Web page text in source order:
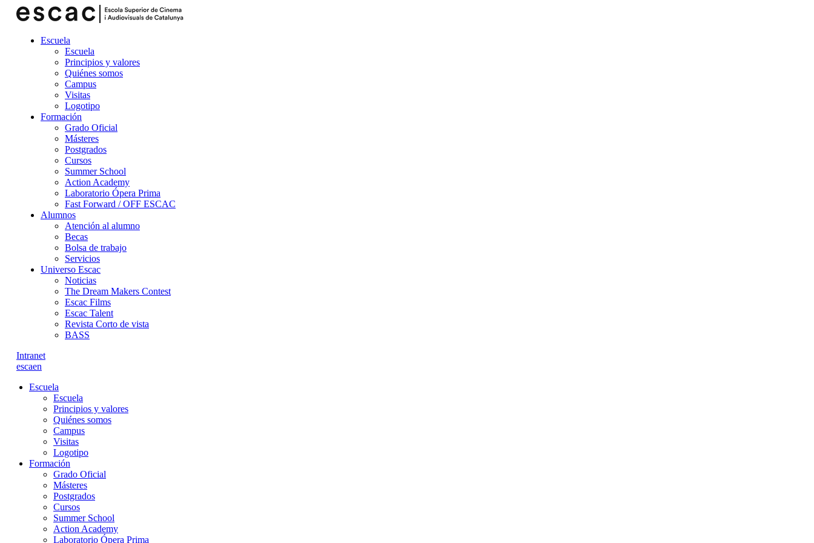
Escuela
Escuela
Principios y valores
Quiénes somos
Campus
Visitas
Logotipo
Formación
Grado Oficial
Másteres
Postgrados
Cursos
Summer School
Action Academy
Laboratorio Ópera Prima
Fast Forward / OFF ESCAC
Alumnos
Atención al alumno
Becas
Bolsa de trabajo
Servicios
Universo Escac
Noticias
The Dream Makers Contest
Escac Films
Escac Talent
Revista Corto de vista
BASS
Intranet
escaen
Escuela
Escuela
Principios y valores
Quiénes somos
Campus
Visitas
Logotipo
Formación
Grado Oficial
Másteres
Postgrados
Cursos
Summer School
Action Academy
Laboratorio Ópera Prima